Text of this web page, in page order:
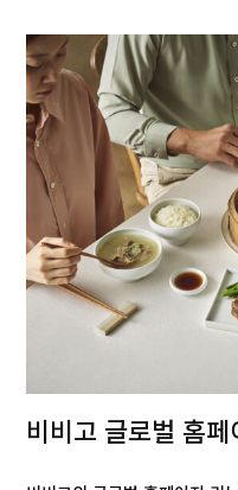
비비고 글로벌 홈페